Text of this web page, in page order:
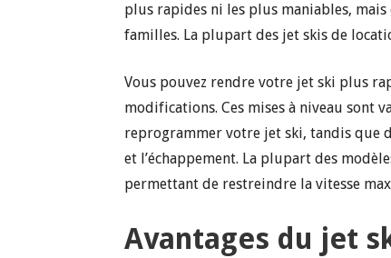
plus rapides ni les plus maniables,
familles. La plupart des jet skis de
Vous pouvez rendre votre jet ski plus
modifications. Ces mises à niveau sont
reprogrammer votre jet ski, tandis que
et l’échappement. La plupart des
permettant de restreindre la vitesse
Avantages du jet